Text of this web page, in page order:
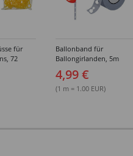
für
72
Ballonband für
Ballongirlanden, 5m
Deko-Band aus PVC
4,99 €
(1 m = 1.00 EUR)